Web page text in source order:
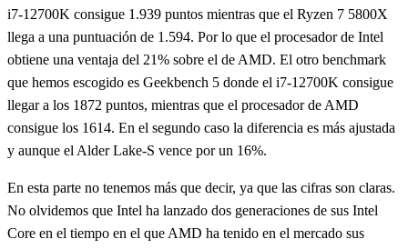
i7-12700K consigue 1.939 puntos mientras que el Ryzen 7 5800X
llega a una puntuación de 1.594. Por lo que el procesador de Intel
obtiene una ventaja del 21% sobre el de AMD. El otro benchmark
que hemos escogido es Geekbench 5 donde el i7-12700K consigue
llegar a los 1872 puntos, mientras que el procesador de AMD
consigue los 1614. En el segundo caso la diferencia es más ajustada
y aunque el Alder Lake-S vence por un 16%.
En esta parte no tenemos más que decir, ya que las cifras son claras.
No olvidemos que Intel ha lanzado dos generaciones de sus Intel
Core en el tiempo en el que AMD ha tenido en el mercado sus